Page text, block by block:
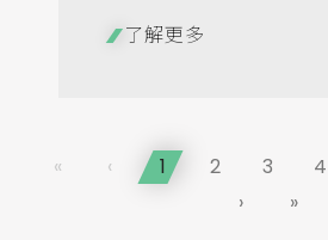
了解更多
« ‹ 1 2 3 4
›
»